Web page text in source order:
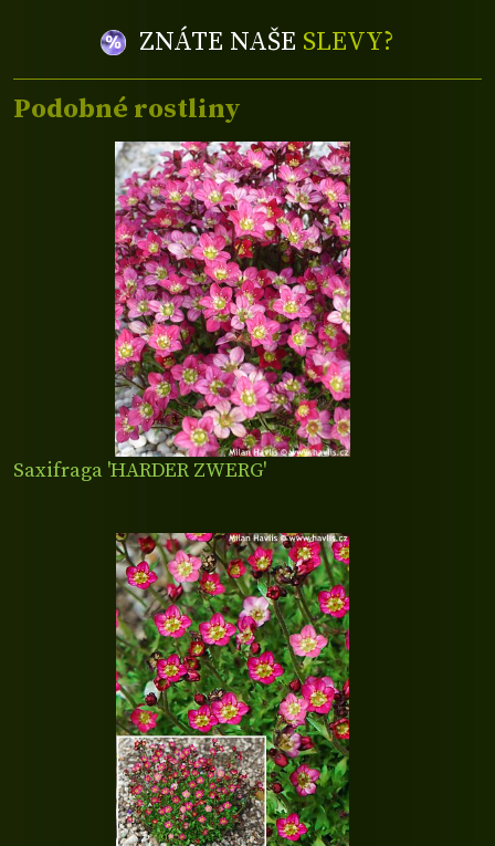
ZNÁTE NAŠE SLEVY?
Podobné rostliny
Saxifraga 'HARDER ZWERG'